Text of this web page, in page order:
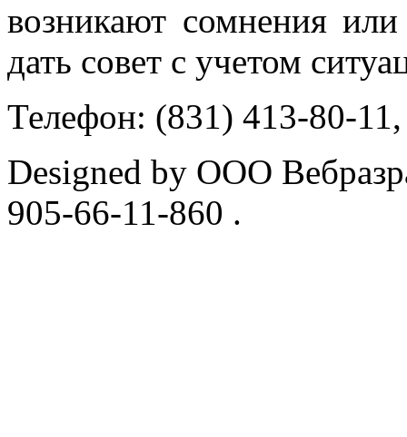
возникают сомнения
дать совет с учетом
Телефон: (831) 413-80-
Designed by ООО
905-66-11-860 .